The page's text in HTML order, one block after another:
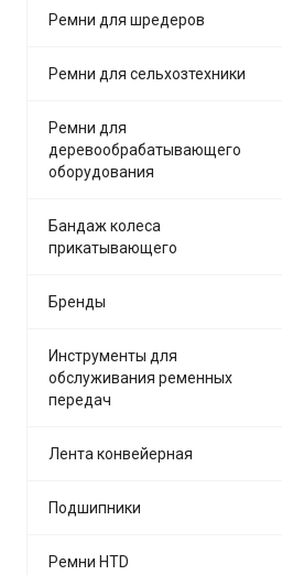
Ремни для шредеров
Ремни для сельхозтехники
Ремни для
деревообрабатывающего
оборудования
Бандаж колеса
прикатывающего
Бренды
Инструменты для
обслуживания ременных
передач
Лента конвейерная
Подшипники
Ремни HTD